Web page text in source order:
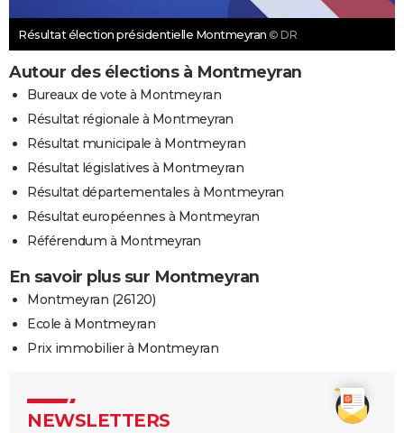
Résultat élection présidentielle Montmeyran © DR
Autour des élections à Montmeyran
Bureaux de vote à Montmeyran
Résultat régionale à Montmeyran
Résultat municipale à Montmeyran
Résultat législatives à Montmeyran
Résultat départementales à Montmeyran
Résultat européennes à Montmeyran
Référendum à Montmeyran
En savoir plus sur Montmeyran
Montmeyran (26120)
Ecole à Montmeyran
Prix immobilier à Montmeyran
NEWSLETTERS